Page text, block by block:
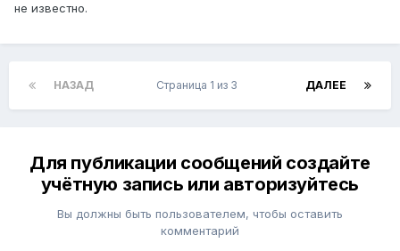
не известно.
НАЗАД ДАЛЕЕ
Страница 1 из 3
Для публикации сообщений создайте
учётную запись или авторизуйтесь
Вы должны быть пользователем, чтобы оставить
комментарий